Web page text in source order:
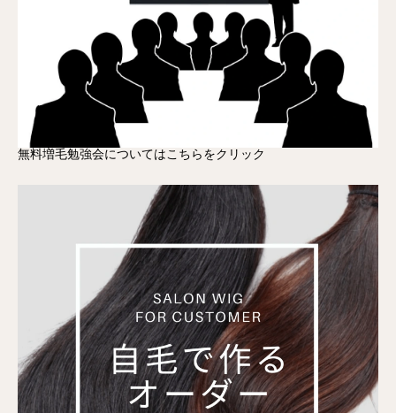
無料増毛勉強会についてはこちらをクリック